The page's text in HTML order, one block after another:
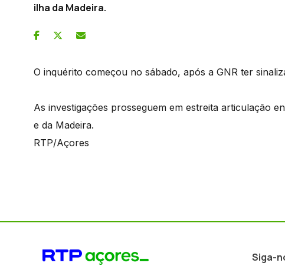
ilha da Madeira.
O inquérito começou no sábado, após a GNR ter
As investigações prosseguem em estreita articulação
e da Madeira.
RTP/Açores
Siga-